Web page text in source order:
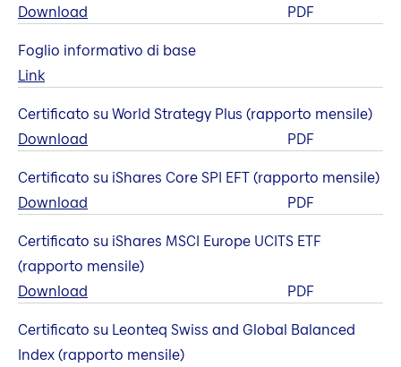
Download
PDF
Foglio informativo di base
Link
Certificato su World Strategy Plus (rapporto mensile)
Download
PDF
Certificato su iShares Core SPI EFT (rapporto mensile)
Download
PDF
Certificato su iShares MSCI Europe UCITS ETF
(rapporto mensile)
Download
PDF
Certificato su Leonteq Swiss and Global Balanced
Index (rapporto mensile)